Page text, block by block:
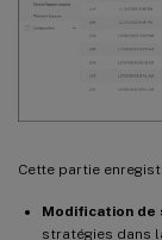
Cette partie
Modification
stratégies dans